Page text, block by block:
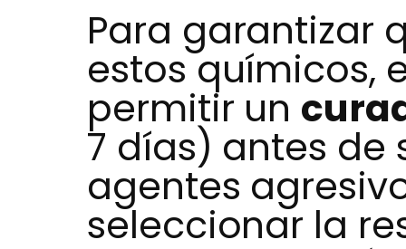
Para garantizar
estos químicos,
permitir un
7 días) antes de
agentes
seleccionar la